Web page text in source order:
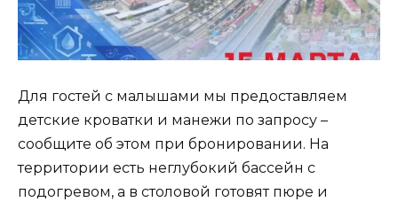
Для гостей с малышами мы предоставляем
детские кроватки и манежи по запросу –
сообщите об этом при бронировании. На
территории есть неглубокий бассейн с
подогревом, а в столовой готовят пюре и